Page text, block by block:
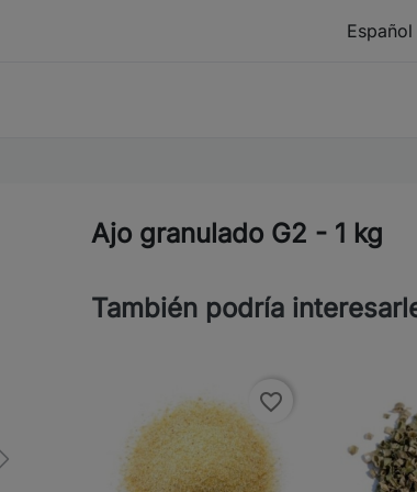
Next
Ajo granulado G2 - 1 kg
También podría
favorite_border